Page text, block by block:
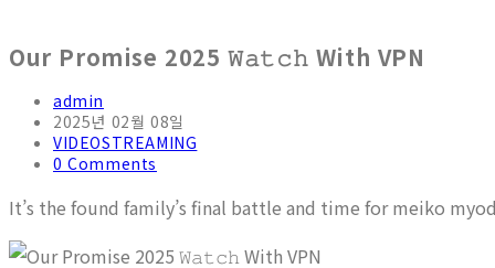
Our Promise 2025 𝚆𝚊𝚝𝚌𝚑 With VPN
admin
2025년 02월 08일
VIDEOSTREAMING
0 Comments
It’s the found family’s final battle and time for meiko